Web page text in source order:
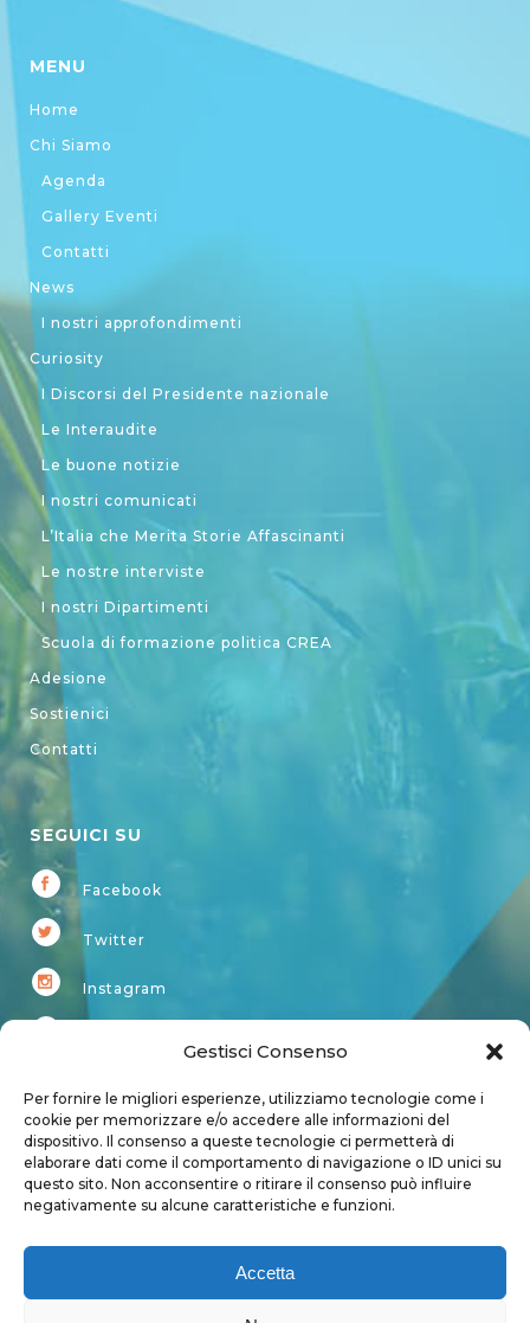
Gestisci Consenso
Per fornire le migliori esperienze, utilizziamo tecnologie come i
cookie per memorizzare e/o accedere alle informazioni del
dispositivo. Il consenso a queste tecnologie ci permetterà di
elaborare dati come il comportamento di navigazione o ID unici su
questo sito. Non acconsentire o ritirare il consenso può influire
negativamente su alcune caratteristiche e funzioni.
Accetta
MENU
Home
Chi Siamo
Agenda
Gallery Eventi
Contatti
News
I nostri approfondimenti
Curiosity
I Discorsi del Presidente nazionale
Le Interaudite
Le buone notizie
I nostri comunicati
L’Italia che Merita Storie Affascinanti
Le nostre interviste
I nostri Dipartimenti
Scuola di formazione politica CREA
Adesione
Sostienici
Contatti
SEGUICI SU
Facebook
Twitter
Instagram
Account
Login
User page